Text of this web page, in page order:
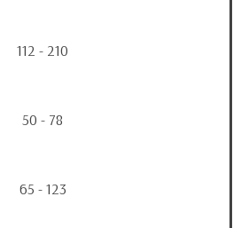
112 - 210
50 - 78
65 - 123